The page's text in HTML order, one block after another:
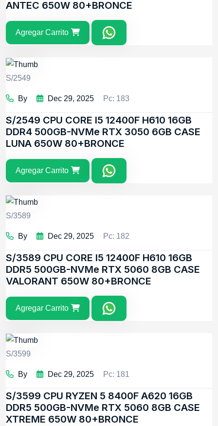
ANTEC 650W 80+BRONCE
Agregar Carrito
S/2549
By Dec 29, 2025 Pc: 183
S/2549 CPU CORE I5 12400F H610 16GB
DDR4 500GB-NVMe RTX 3050 6GB CASE
LUNA 650W 80+BRONCE
Agregar Carrito
S/3589
By Dec 29, 2025 Pc: 182
S/3589 CPU CORE I5 12400F H610 16GB
DDR5 500GB-NVMe RTX 5060 8GB CASE
VALORANT 650W 80+BRONCE
Agregar Carrito
S/3599
By Dec 29, 2025 Pc: 181
S/3599 CPU RYZEN 5 8400F A620 16GB
DDR5 500GB-NVMe RTX 5060 8GB CASE
XTREME 650W 80+BRONCE